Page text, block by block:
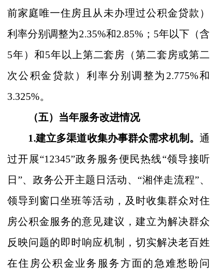
前家庭唯一住房且从未办理过公积金贷款）
利率分别调整为2.35%和2.85% ； 5年以下（含
5年）和5年以上第二套房（第二套房或第二
次公积金贷款）利率分别调整为 2.775%和
3.325%。
（五） 当年服务改进情况
1.建立多渠道收集办事群众需求机制。 通
过开展“12345”政务服务便民热线“领导接听
日 ”、政务公开主题日活动、 “湘伴走流程”、
领导到窗口坐班等活动，及时收集群众对住
房公积金服务的意见建议，建立为解决群众
反映问题的即时响应机制，切实解决老百姓
在住房公积金业务服务方面的急难愁盼问